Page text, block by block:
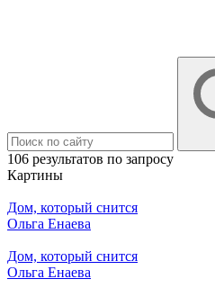
106 результатов по запросу
Картины
Дом, который снится
Ольга Енаева
Дом, который снится
Ольга Енаева